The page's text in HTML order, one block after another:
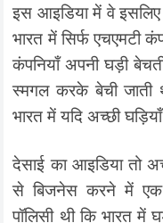
इस आइडिया में वे
भारत में सिर्फ एचएमटी
कंपनियाँ अपनी घड़ी
स्मगल करके बेची
भारत में यदि अच्छी
देसाई का आइडिया तो
से बिजनेस करने में
पॉलिसी थी कि भारत में